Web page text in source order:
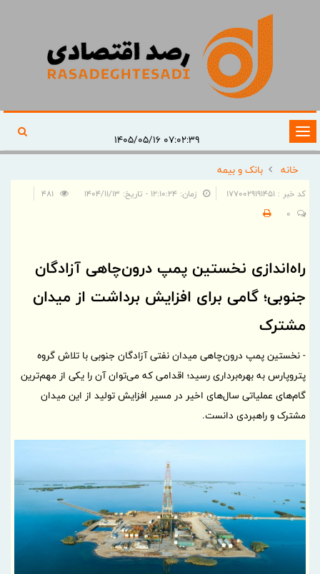
تغییر
وضعیت
ناوبری
خانه
بانک و بیمه
کد خبر : 1770029191451 زمان: ۱۲:۱۰:۲۴ - تاریخ: ۱۴۰۴/۱۱/۱۳
0
راه‌اندازی نخستین پمپ درون‌چاهی آزادگان
جنوبی؛ گامی برای افزایش برداشت از میدان
مشترک
- نخستین پمپ درون‌چاهی میدان نفتی آزادگان جنوبی با تلاش گروه
پتروپارس به بهره‌برداری رسید؛ اقدامی که می‌توان آن را یکی از مهم‌ترین
گام‌های عملیاتی سال‌های اخیر در مسیر افزایش تولید از این میدان
مشترک و راهبردی دانست.